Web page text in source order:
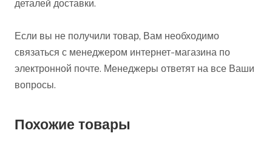
деталей доставки.
Если вы не получили товар, Вам необходимо
связаться с менеджером интернет-магазина по
электронной почте. Менеджеры ответят на все Ваши
вопросы.
Похожие товары